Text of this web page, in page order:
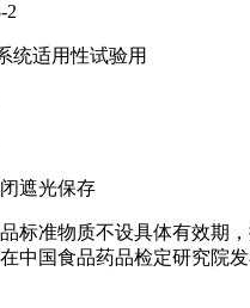
2
统适用性试验用
遮光保存
品标准物质不设具体有效期
中国食品药品检定研究院